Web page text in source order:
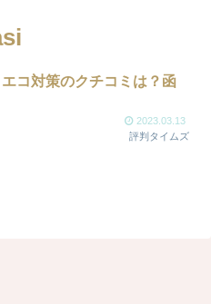
コ対策のクチコミは？函
2023.03.13
評判タイムズ